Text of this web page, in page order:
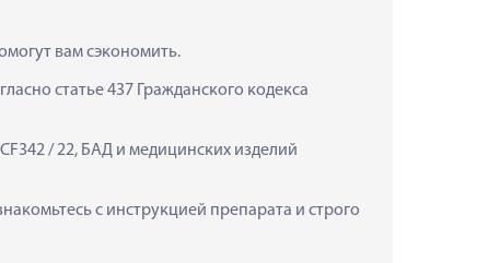
вам сэкономить.
статье 437 Гражданского кодекса
/ 22, БАД и медицинских изделий
с инструкцией препарата и строго